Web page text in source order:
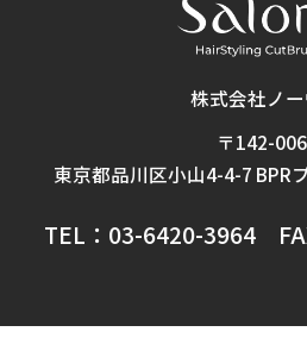
株式会社ノー
〒142-
東京都品川区小山4-4-7 BPR
TEL：03-6420-3964